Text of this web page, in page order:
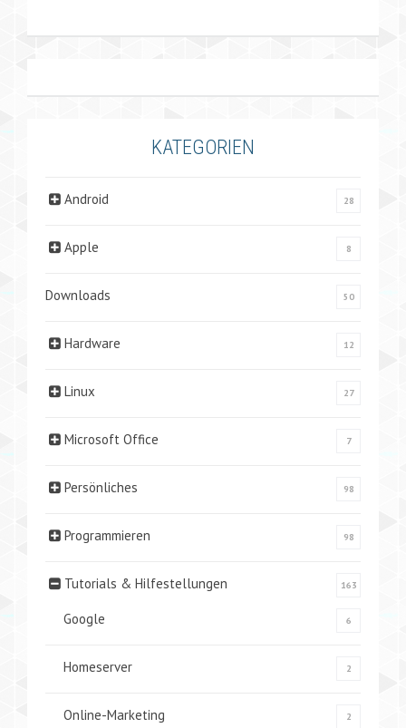
KATEGORIEN
Android 28
Apple 8
Downloads 50
Hardware 12
Linux 27
Microsoft Office 7
Persönliches 98
Programmieren 98
Tutorials & Hilfestellungen 163
Google 6
Homeserver 2
Online-Marketing 2